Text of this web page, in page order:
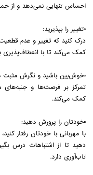
احساس تنهایی نمی‌دهد و از
▫️تغییر را بپذیرید:
درک کنید که تغییر و عدم
کمک می‌کند تا با انعطاف‌پذیری
▫️خوش‌بین باشید و نگرش مثبت
تمرکز بر فرصت‌ها و جنبه‌های
کمک می‌کند.
▫️خودتان را پرورش دهید:
با مهربانی با خودتان رفتار
دهید تا از اشتباهات درس
تاب‌آوری دارد.